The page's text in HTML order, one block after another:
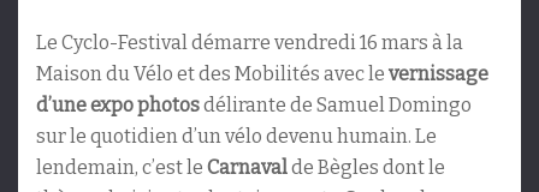
Le Cyclo-Festival démarre vendredi 16 mars à la
Maison du Vélo et des Mobilités avec le vernissage
d’une expo photosdélirante de Samuel Domingo
sur le quotidien d’un vélo devenu humain. Le
lendemain, c’est le Carnavalde Bègles dont le